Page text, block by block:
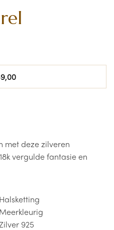
met deze zilveren
vergulde fantasie en
collectie zijn steeds
925 en worden afgewerkt
glans te
Halsketting
Meerkleurig
925